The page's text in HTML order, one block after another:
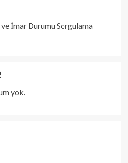
İmar Durumu Sorgulama
yok.